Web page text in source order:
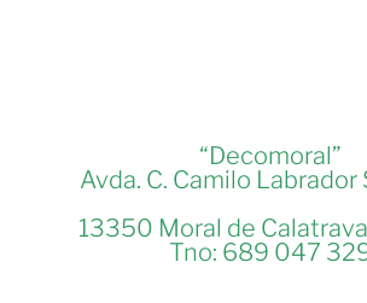
“Decomoral”
Avda. C. Camilo Labrador
13350 Moral de Calatrava
Tno: 689 047